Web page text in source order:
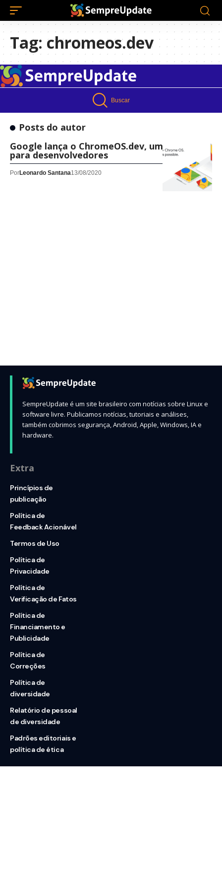
Tag: chromeos.dev
Buscar
Posts do autor
Google lança o ChromeOS.dev, um hub online
para desenvolvedores
PorLeonardo Santana13/08/2020
SempreUpdate é um site brasileiro com notícias sobre Linux e
software livre. Publicamos notícias, tutoriais e análises,
também cobrimos segurança, Android, Apple, Windows, IA e
hardware.
Extra
Princípios de
publicação
Política de
Feedback Acionável
Termos de Uso
Política de
Privacidade
Política de
Verificação de Fatos
Política de
Financiamento e
Publicidade
Política de
Correções
Política de
diversidade
Relatório de pessoal
de diversidade
Padrões editoriais e
política de ética